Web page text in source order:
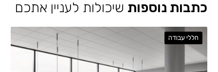
כתבות נוספות שיכולות לעניין אתכם
חללי עבודה